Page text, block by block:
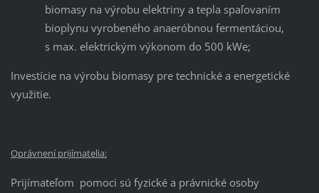
biomasy na výrobu elektriny a tepla spaľovaním
bioplynu vyrobeného anaeróbnou fermentáciou,
s max. elektrickým výkonom do 500 kWe;
Investície na výrobu biomasy pre technické a energetické
využitie.
Oprávnení prijímatelia:
Prijímateľom pomoci sú fyzické a právnické osoby